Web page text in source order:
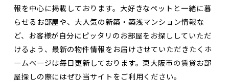
報を中心に掲載しております。大好きなペットと一緒に暮
らせるお部屋や、大人気の新築・築浅マンション情報な
ど、お客様が自分にピッタリのお部屋をお探ししていただ
けるよう、最新の物件情報をお届けさせていただきたくホ
ームページは毎日更新しております。東大阪市の賃貸お部
屋探しの際にはぜひ当サイトをご利用ください。